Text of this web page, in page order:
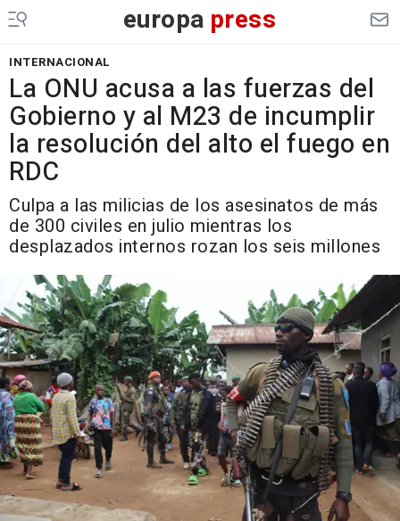
europa press
INTERNACIONAL
La ONU acusa a las fuerzas del
Gobierno y al M23 de incumplir
la resolución del alto el fuego en
RDC
Culpa a las milicias de los asesinatos de más
de 300 civiles en julio mientras los
desplazados internos rozan los seis millones